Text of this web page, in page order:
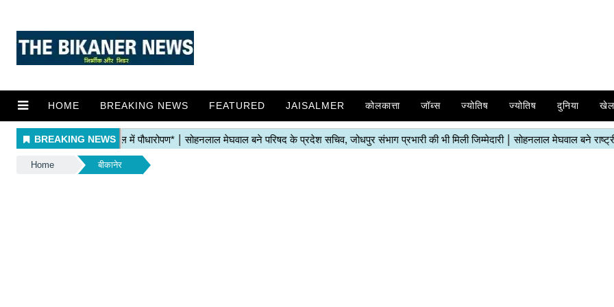
HOME BREAKING NEWS FEATURED JAISALMER कोलकात्ता जॉब्स ज्योतिष ज्योतिष दुनिया खेल
Home बीकानेर